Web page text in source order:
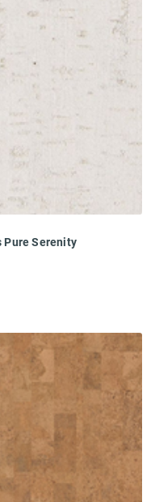
Pure Serenity